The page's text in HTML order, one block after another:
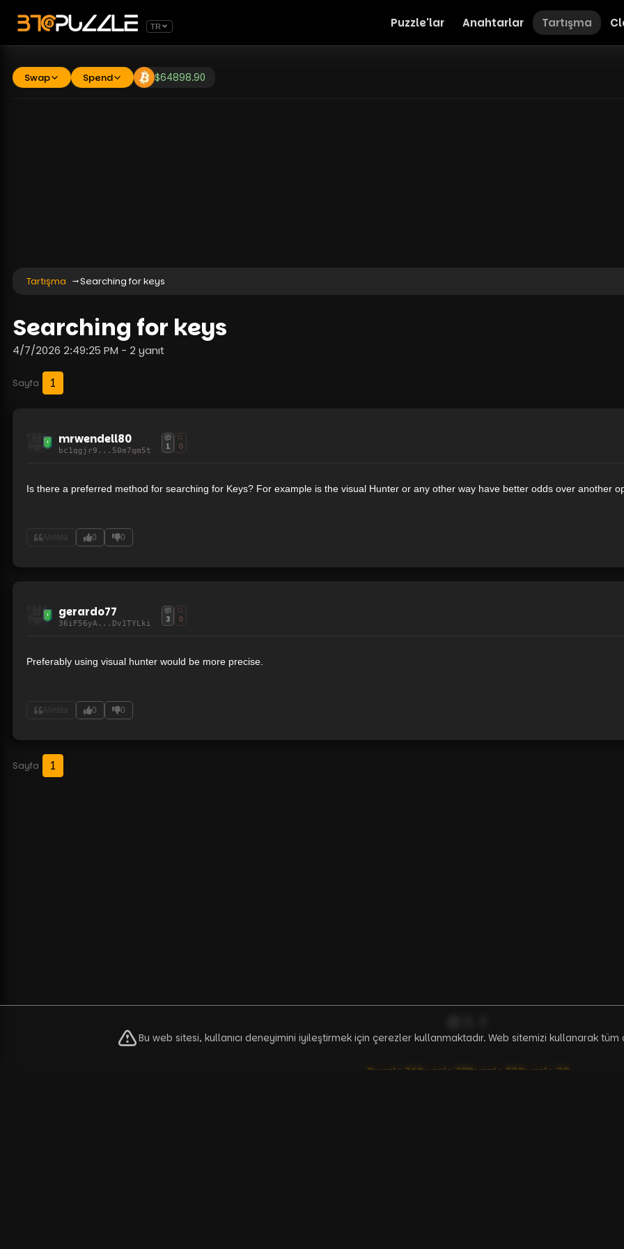
TR Puzzle'lar Anahtarlar Tartışma
Swap Spend $64898.90
Tartışma Searching for keys
Searching for keys
4/7/2026 2:49:25 PM - 2 yanıt
Sayfa 1
mrwendell80
bc1qgjr9...50m7qm5t 1 0
Is there a preferred method for searching for Keys? For example is the visual Hunter or any other way have better odds over another
Alıntıla 0 0
gerardo77
36iF56yA...Dv1TYLki 3 0
Preferably using visual hunter would be more precise.
Alıntıla 0 0
Sayfa 1
Puzzle 71Puzzle 72Puzzle 73Puzzle 38
Bu web sitesi, kullanıcı deneyimini iyileştirmek için çerezler kullanmaktadır. Web sitemizi kullanarak